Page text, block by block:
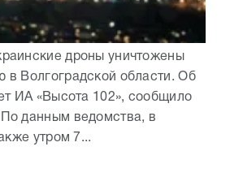
дроны уничтожены
в Волгоградской области. Об
ИА «Высота 102», сообщило
данным ведомства, в
утром 7...